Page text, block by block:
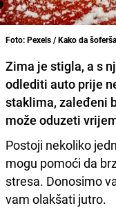
Foto: Pexels / Kako da
Zima je stigla, a s
odlediti auto prije
staklima, zaleđeni
može oduzeti
Postoji nekoliko
mogu pomoći da
stresa. Donosimo
vam olakšati jutro.